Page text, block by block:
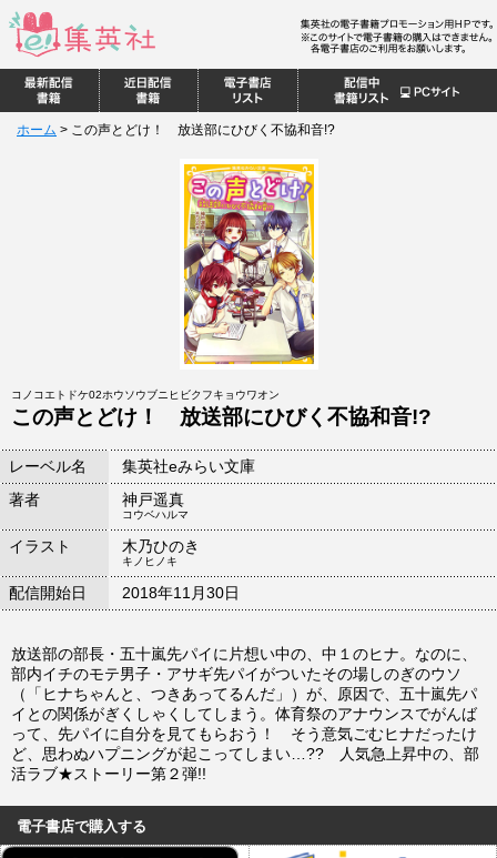
ホーム > この声とどけ！ 放送部にひびく不協和音!?
コノコエトドケ02ホウソウブニヒビクフキョウワオン
この声とどけ！ 放送部にひびく不協和音!?
レーベル名
集英社eみらい文庫
著者
神戸遥真
コウベハルマ
イラスト 木乃ひのき
キノヒノキ
配信開始日 2018年11月30日
放送部の部長・五十嵐先パイに片想い中の、中１のヒナ。なのに、
部内イチのモテ男子・アサギ先パイがついたその場しのぎのウソ
（「ヒナちゃんと、つきあってるんだ」）が、原因で、五十嵐先パ
イとの関係がぎくしゃくしてしまう。体育祭のアナウンスでがんば
って、先パイに自分を見てもらおう！ そう意気ごむヒナだったけ
ど、思わぬハプニングが起こってしまい…?? 人気急上昇中の、部
活ラブ★ストーリー第２弾!!
電子書店で購入する